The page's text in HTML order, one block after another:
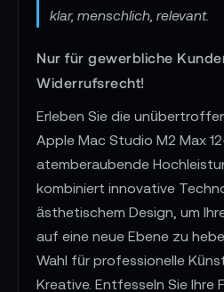
klar, menschlich, relevant.
Nur für gewerbliche
Widerrufsrecht!
Erleben Sie die
Apple Mac Studio M2 Max
atemberaubende
kombiniert innovative
ästhetischem Design, um
auf eine neue Ebene zu
Wahl für professionelle
Kreative. Entfesseln Sie Ihre